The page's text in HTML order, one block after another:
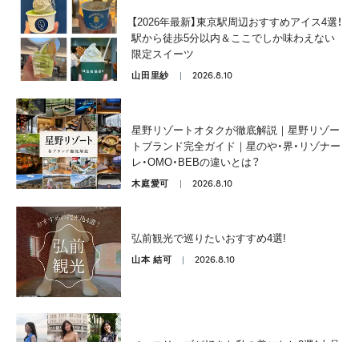
【2026年最新】東京駅周辺おすすめアイス4選！
駅から徒歩5分以内＆ここでしか味わえない
限定スイーツ
山田里紗 2026.8.10
星野リゾートオタクが徹底解説｜星野リゾー
トブランド完全ガイド｜星のや・界・リゾナー
レ・OMO・BEBの違いとは？
木庭愛可 2026.8.10
弘前観光で巡りたいおすすめ4選!
山本 結可 2026.8.10